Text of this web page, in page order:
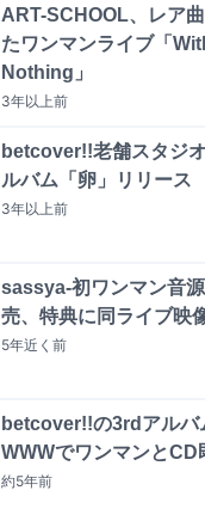
ART-SCHOOL、レア
たワンマンライブ「
Nothing」
3年以上前
betcover!!老舗スタジ
ルバム「卵」リリース
3年以上前
sassya-初ワンマン音
売、特典に同ライブ映
5年近く 前
betcover!!の3rdアルバ
WWWでワンマンとCD
約5年前